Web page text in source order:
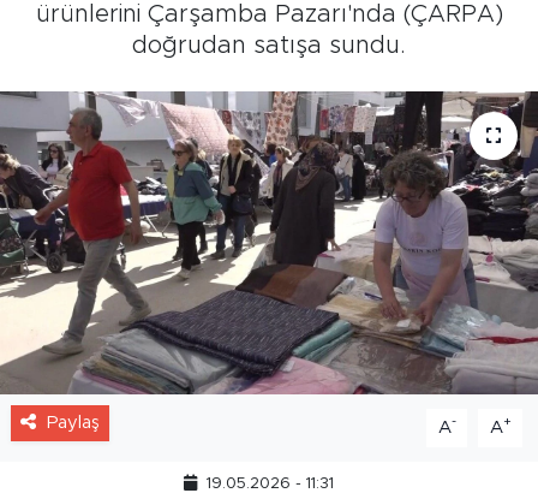
ürünlerini Çarşamba Pazarı'nda (ÇARPA)
doğrudan satışa sundu.
Paylaş A- A+
19.05.2026 - 11:31